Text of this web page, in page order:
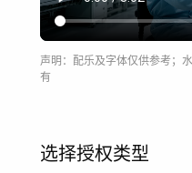
声明：配乐及字体仅供参考；
有
选择授权类型